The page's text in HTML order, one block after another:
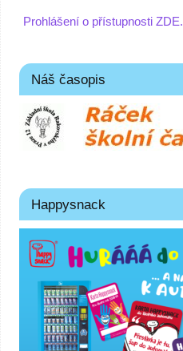
Prohlášení o přístupnosti ZDE.
Náš časopis
Happysnack